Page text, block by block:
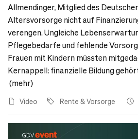
Allmendinger, Mitglied des
Altersvorsorge nicht auf
verengen. Ungleiche
Pflegebedarfe und fehlende
Frauen mit Kindern müssten
Kernappell: finanzielle Bildung
(mehr)
Video Rente & Vorsorge